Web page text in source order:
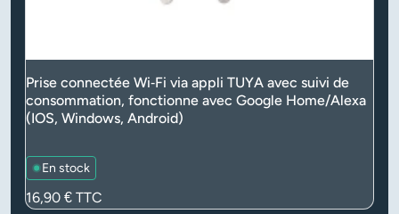
Prise connectée Wi‑Fi via appli TUYA avec suivi de
consommation, fonctionne avec Google Home/Alexa
(IOS, Windows, Android)
En stock
Prix
16,90 € TTC